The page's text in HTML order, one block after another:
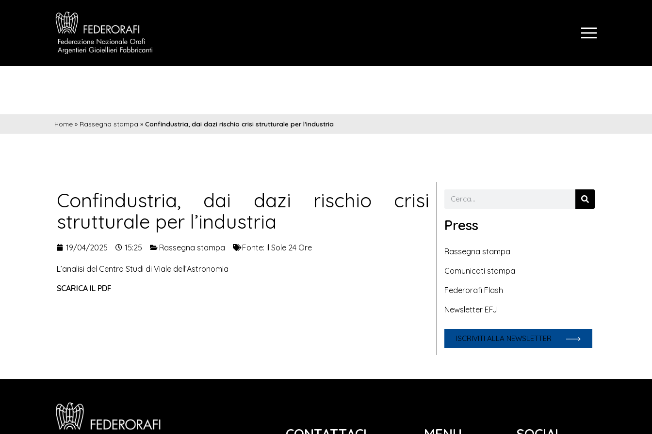
Home » Rassegna stampa » Confindustria, dai dazi rischio crisi strutturale per l’industria
Confindustria, dai dazi rischio crisi
strutturale per l’industria
19/04/2025 15:25 Rassegna stampa Fonte: Il Sole 24 Ore
L’analisi del Centro Studi di Viale dell’Astronomia
SCARICA IL PDF
Press
Rassegna stampa
Comunicati stampa
Federorafi Flash
Newsletter EFJ
ISCRIVITI ALLA NEWSLETTER